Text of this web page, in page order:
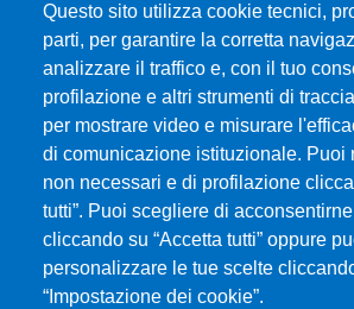
Questo sito utilizza cookie tecnici,
parti, per garantire la corretta
analizzare il traffico e, con il tuo
profilazione e altri strumenti di
per mostrare video e misurare
di comunicazione istituzionale. Puoi
non necessari e di profilazione
tutti”. Puoi scegliere di
cliccando su “Accetta tutti” oppure
personalizzare le tue scelte
“Impostazione dei cookie”.
Gare d'appalto
Albo online
CIAM - Servizi Informatici
Brand Identity
Elenco siti tematici
Servizi per Disabilità e DSA
Sostieni Unime
Performance - trasparenza